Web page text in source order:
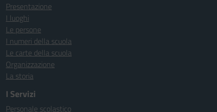
Presentazione
I luoghi
Le persone
I numeri della scuola
Le carte della scuola
Organizzazione
La storia
I Servizi
Personale scolastico